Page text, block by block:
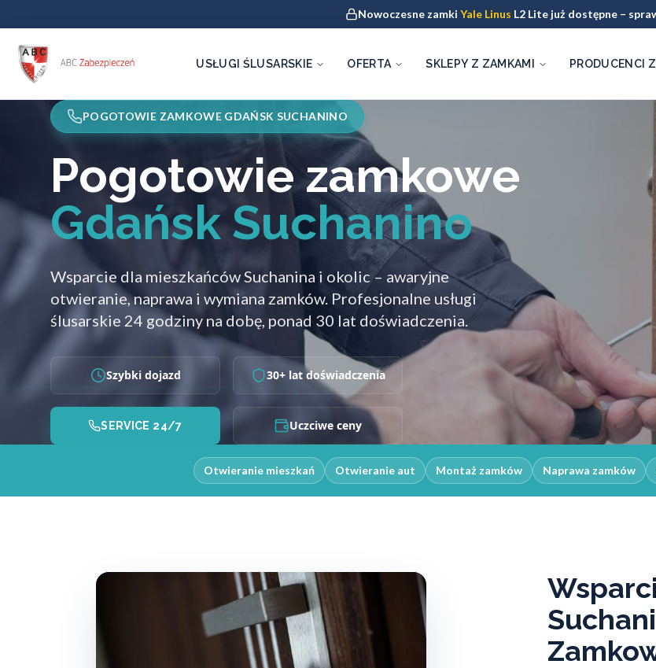
Nowoczesne zamki Yale Linus L2 Lite już dostępne –
USŁUGI ŚLUSARSKIE OFERTA SKLEPY Z ZAMKAMI PRODUCENCI
POGOTOWIE ZAMKOWE GDAŃSK SUCHANINO
Pogotowie zamkowe
Gdańsk Suchanino
Wsparcie dla mieszkańców Suchanina i okolic – awaryjne
otwieranie, naprawa i wymiana zamków. Profesjonalne usługi
ślusarskie 24 godziny na dobę, ponad 30 lat doświadczenia.
Szybki dojazd 30+ lat doświadczenia
SERVICE 24/7 Uczciwe ceny
Otwieranie mieszkań Otwieranie aut Montaż zamków Naprawa zamków